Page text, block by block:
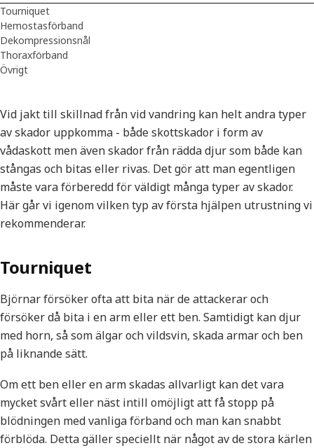
Tourniquet
Hemostasförband
Dekompressionsnål
Thoraxförband
Övrigt
Vid jakt till skillnad från vid vandring kan helt andra typer
av skador uppkomma - både skottskador i form av
vådaskott men även skador från rädda djur som både kan
stångas och bitas eller rivas. Det gör att man egentligen
måste vara förberedd för väldigt många typer av skador.
Här går vi igenom vilken typ av första hjälpen utrustning vi
rekommenderar.
Tourniquet
Björnar försöker ofta att bita när de attackerar och
försöker då bita i en arm eller ett ben. Samtidigt kan djur
med horn, så som älgar och vildsvin, skada armar och ben
på liknande sätt.
Om ett ben eller en arm skadas allvarligt kan det vara
mycket svårt eller näst intill omöjligt att få stopp på
blödningen med vanliga förband och man kan snabbt
förblöda. Detta gäller speciellt när något av de stora kärlen